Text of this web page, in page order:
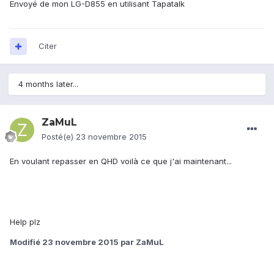
Envoyé de mon LG-D855 en utilisant Tapatalk
Citer
4 months later...
ZaMuL
Posté(e) 23 novembre 2015
En voulant repasser en QHD voilà ce que j'ai maintenant...
Help plz
Modifié 23 novembre 2015 par ZaMuL